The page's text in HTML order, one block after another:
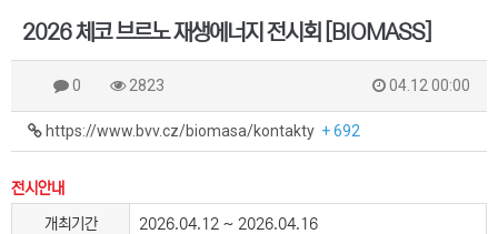
2026 체코 브르노 재생에너지 전시회 [BIOMASS]
0 2823 04.12 00:00
https://www.bvv.cz/biomasa/kontakty + 692
전시안내
개최기간
2026.04.12 ~ 2026.04.16